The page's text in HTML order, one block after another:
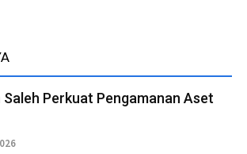
Saleh Perkuat Pengamanan Aset